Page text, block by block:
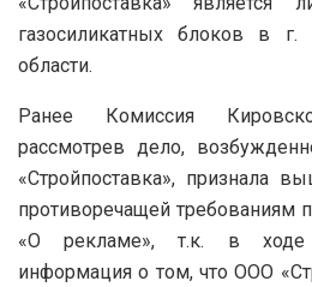
газосиликатных блоков в
области.
Ранее Комиссия
рассмотрев дело,
«Стройпоставка», признала
противоречащей требованиям
«О рекламе», т.к. в ходе
информация о том, что ООО